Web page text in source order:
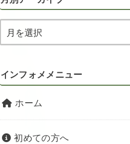
インフォメメニュー
ホーム
初めての方へ